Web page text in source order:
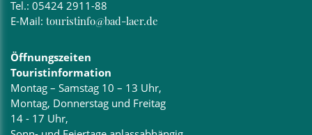
Tel.: 05424 2911-88
E-Mail: touristinfo@bad-laer.de
Öffnungszeiten
Touristinformation
Montag – Samstag 10 – 13 Uhr,
Montag, Donnerstag und Freitag
14 - 17 Uhr,